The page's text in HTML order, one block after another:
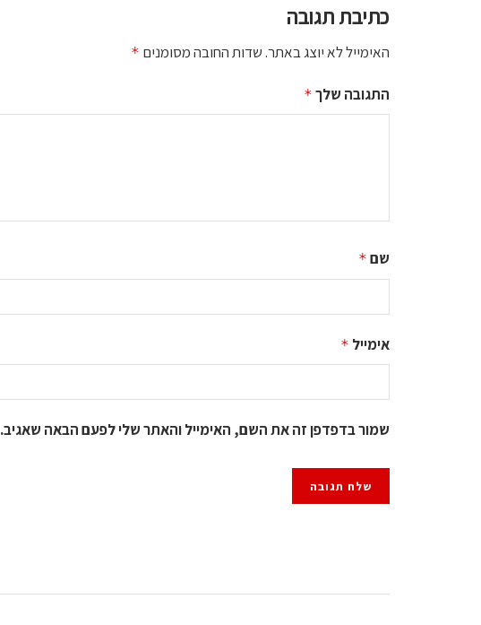
כתיבת תגובה
האימייל לא יוצג באתר.שדות החובה מסומנים *
התגובה שלך *
שם *
אימייל *
שמור בדפדפן זה את השם, האימייל והאתר שלי לפעם הבאה שאגיב.